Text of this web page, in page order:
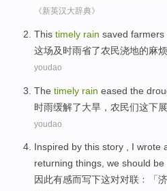
《新英汉大辞典》
This timely rain saved farmers
这场及时雨省了农民浇地的麻烦
youdao
The timely rain eased the
时雨缓解了大旱 ， 农民们这下
youdao
Inspired by this story , I wrote
returning things, we should be
因此有感而写下这对对联﹕「济